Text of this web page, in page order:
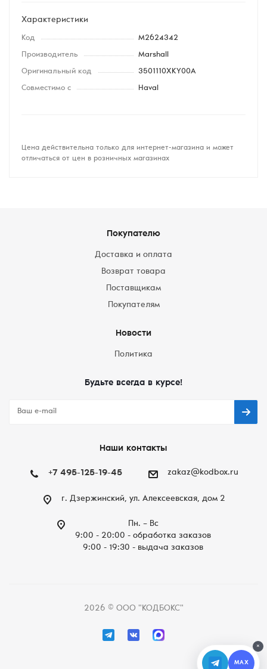
Характеристики
Код M2624342
Производитель Marshall
Оригинальный код 3501110XKY00A
Совместимо с Haval
Цена действительна только для интернет-магазина и может
отличаться от цен в розничных магазинах
Покупателю
Доставка и оплата
Возврат товара
Поставщикам
Покупателям
Новости
Политика
Будьте всегда в курсе!
Наши контакты
+7 495-125-19-45 zakaz@kodbox.ru
г. Дзержинский, ул. Алексеевская, дом 2
Пн. – Вc
9:00 - 20:00 - обработка заказов
9:00 - 19:30 - выдача заказов
2026 © ООО "КОДБОКС"
×
MAX